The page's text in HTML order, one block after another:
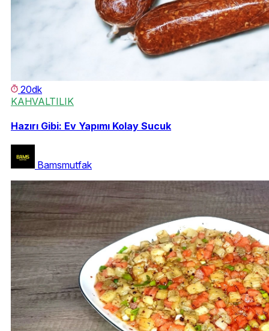
20dk
KAHVALTILIK
Hazırı Gibi: Ev Yapımı Kolay Sucuk
Bamsmutfak